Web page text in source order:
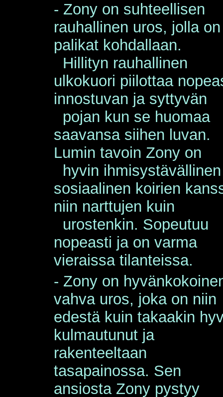
- Zony on suhteellisen
rauhallinen uros, jolla on
palikat kohdallaan.
Hillityn rauhallinen
ulkokuori piilottaa
innostuvan ja syttyvän
pojan kun se huomaa
saavansa siihen luvan.
Lumin tavoin Zony on
hyvin
sosiaalinen koirien
niin narttujen kuin
urostenkin. Sopeutuu
nopeasti ja on varma
vieraissa tilanteissa.
- Zony on
vahva uros, joka on niin
edestä kuin takaakin
kulmautunut ja
rakenteeltaan
tasapainossa. Sen
ansiosta Zony pystyy